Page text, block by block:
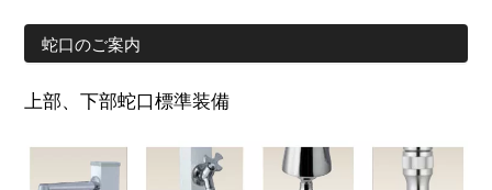
蛇口のご案内
上部、下部蛇口標準装備